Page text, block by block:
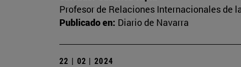
Profesor de Relaciones Internacionales de
Publicado en: Diario de Navarra
22 | 02 | 2024